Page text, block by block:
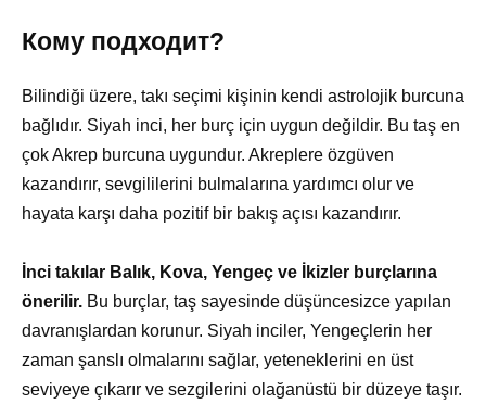
Кому подходит?
Bilindiği üzere, takı seçimi kişinin kendi astrolojik burcuna
bağlıdır. Siyah inci, her burç için uygun değildir. Bu taş en
çok Akrep burcuna uygundur. Akreplere özgüven
kazandırır, sevgililerini bulmalarına yardımcı olur ve
hayata karşı daha pozitif bir bakış açısı kazandırır.
İnci takılar Balık, Kova, Yengeç ve İkizler burçlarına
önerilir. Bu burçlar, taş sayesinde düşüncesizce yapılan
davranışlardan korunur. Siyah inciler, Yengeçlerin her
zaman şanslı olmalarını sağlar, yeteneklerini en üst
seviyeye çıkarır ve sezgilerini olağanüstü bir düzeye taşır.